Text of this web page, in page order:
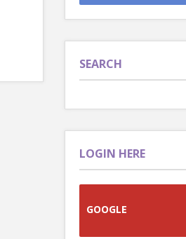
SEARCH
LOGIN HERE
GOOGLE